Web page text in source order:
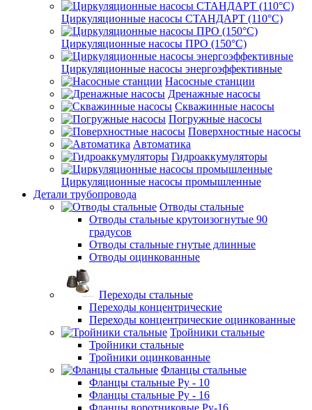
Циркуляционные насосы СТАНДАРТ (110°C)
Циркуляционные насосы ПРО (150°C)
Циркуляционные насосы энергоэффективные
Насосные станции
Дренажные насосы
Скважинные насосы
Погружные насосы
Поверхностные насосы
Автоматика
Гидроаккумуляторы
Циркуляционные насосы промышленные
Детали трубопровода
Отводы стальные
Отводы стальные крутоизогнутые 90
градусов
Отводы стальные гнутые длинные
Отводы оцинкованные
Переходы стальные
Переходы концентрические
Переходы концентрические оцинкованные
Тройники стальные
Тройники стальные
Тройники оцинкованные
Фланцы стальные
Фланцы стальные Ру - 10
Фланцы стальные Ру - 16
Фланцы воротниковые Ру-16